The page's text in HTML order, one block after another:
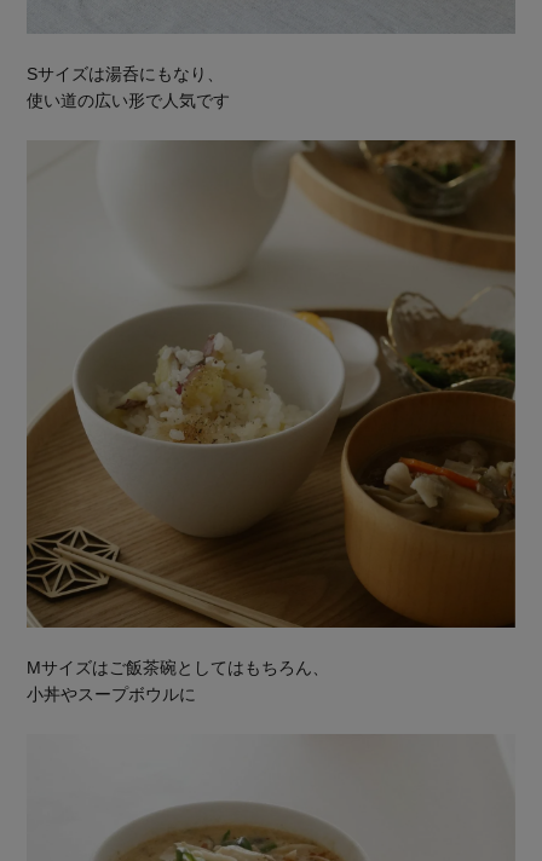
Sサイズは湯呑にもなり、
使い道の広い形で人気です
Mサイズはご飯茶碗としてはもちろん、
小丼やスープボウルに